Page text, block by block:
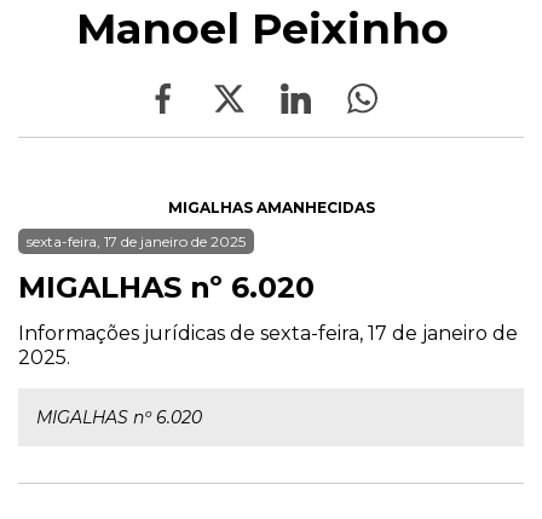
Manoel Peixinho
MIGALHAS AMANHECIDAS
sexta-feira, 17 de janeiro de 2025
MIGALHAS nº 6.020
Informações jurídicas de sexta-feira, 17 de janeiro de
2025.
MIGALHAS nº 6.020